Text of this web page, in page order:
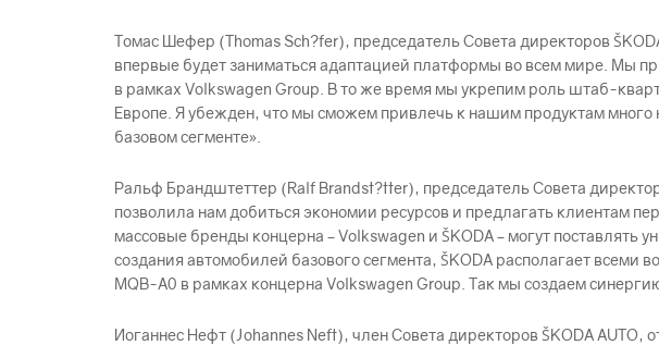
Томас Шефер (Thomas Sch?fer), председатель Совета директоров
впервые будет заниматься адаптацией платформы во всем мире. Мы
в рамках Volkswagen Group. В то же время мы укрепим роль штаб-
Европе. Я убежден, что мы сможем привлечь к нашим продуктам
базовом сегменте».
Ральф Брандштеттер (Ralf Brandst?tter), председатель Совета
позволила нам добиться экономии ресурсов и предлагать клиентам
массовые бренды концерна – Volkswagen и ŠKODА – могут
создания автомобилей базового сегмента, ŠKODА располагает
MQB-A0 в рамках концерна Volkswagen Group. Так мы создаем
Иоганнес Нефт (Johannes Neft), член Совета директоров ŠKODА AUTO,